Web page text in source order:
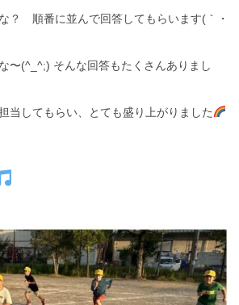
？ 順番に並んで回答してもらいます(｀・
〜(^_^;) そんな回答もたくさんありまし
当してもらい、とても盛り上がりました